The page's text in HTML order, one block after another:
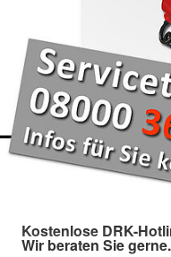
Kostenlose DRK-
Wir beraten Sie gerne.